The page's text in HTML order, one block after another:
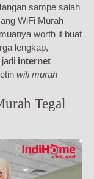
sampe salah
WiFi Murah
worth it buat
lengkap,
jadi internet
wifi murah
Tegal